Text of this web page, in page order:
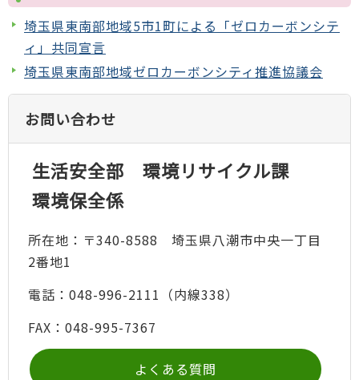
埼玉県東南部地域5市1町による「ゼロカーボンシテ
ィ」共同宣言
埼玉県東南部地域ゼロカーボンシティ推進協議会
お問い合わせ
生活安全部 環境リサイクル課
環境保全係
所在地：〒340-8588 埼玉県八潮市中央一丁目
2番地1
電話：048-996-2111（内線338）
FAX：048-995-7367
よくある質問